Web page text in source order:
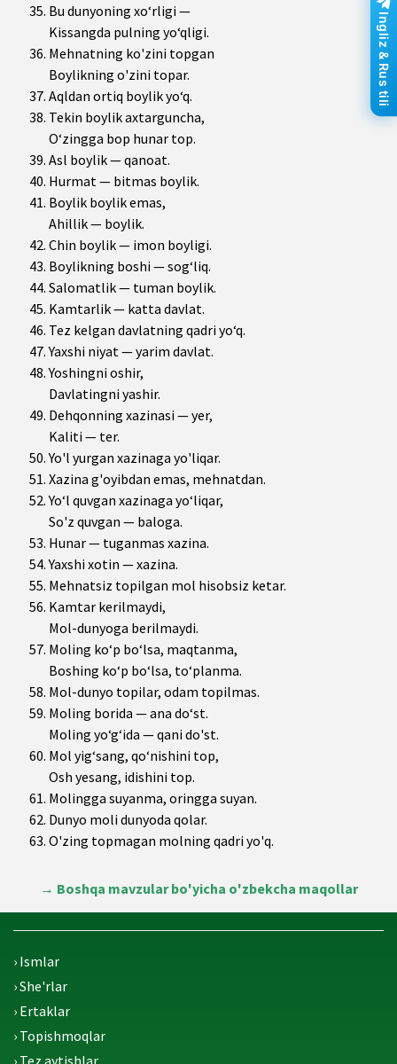
Bu dunyoning xo‘rligi —
Kissangda pulning yo‘qligi.
Mehnatning ko'zini topgan
Boylikning o'zini topar.
Aqldan ortiq boylik yo‘q.
Tekin boylik axtarguncha,
O‘zingga bop hunar top.
Asl boylik — qanoat.
Hurmat — bitmas boylik.
Boylik boylik emas,
Ahillik — boylik.
Chin boylik — imon boyligi.
Boylikning boshi — sog‘liq.
Salomatlik — tuman boylik.
Kamtarlik — katta davlat.
Tez kelgan davlatning qadri yo‘q.
Yaxshi niyat — yarim davlat.
Yoshingni oshir,
Davlatingni yashir.
Dehqonning xazinasi — yer,
Kaliti — ter.
Yo'l yurgan xazinaga yo'liqar.
Xazina g'oyibdan emas, mehnatdan.
Yo‘l quvgan xazinaga yo‘liqar,
So'z quvgan — baloga.
Hunar — tuganmas xazina.
Yaxshi xotin — xazina.
Mehnatsiz topilgan mol hisobsiz ketar.
Kamtar kerilmaydi,
Mol-dunyoga berilmaydi.
Moling ko‘p bo‘lsa, maqtanma,
Boshing ko‘p bo‘lsa, to‘planma.
Mol-dunyo topilar, odam topilmas.
Moling borida — ana do‘st.
Moling yo‘g‘ida — qani do'st.
Mol yig‘sang, qo‘nishini top,
Osh yesang, idishini top.
Molingga suyanma, oringga suyan.
Dunyo moli dunyoda qolar.
O'zing topmagan molning qadri yo'q.
→ Boshqa mavzular bo'yicha o'zbekcha maqollar
› Ismlar
› She'rlar
› Ertaklar
› Topishmoqlar
› Tez aytishlar
Ingliz & Rus tili